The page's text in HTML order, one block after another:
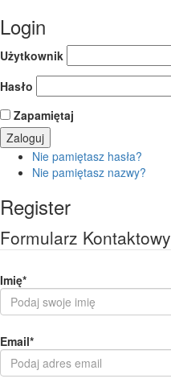
Login
Użytkownik
Hasło
Zapamiętaj
Nie pamiętasz hasła?
Nie pamiętasz nazwy?
Register
Formularz Kontaktowy
Imię*
Email*